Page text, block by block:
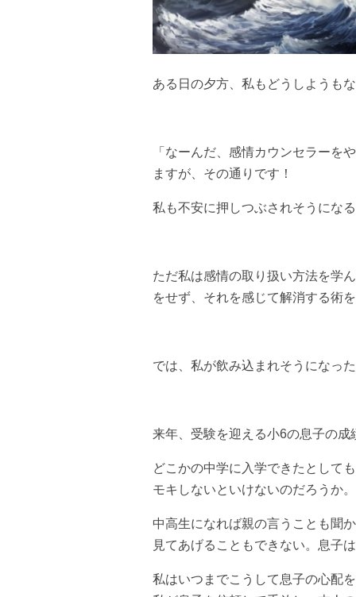
ある日の夕方、私もどうしようも
「なーんだ、感情カウンセラーを
ますが、その通りです！
私も不安に押しつぶされそうにな
ただ私は感情の取り扱い方法を学
をせず、それを感じて解消する術
では、私が飲み込まれそうになっ
来年、受験を迎える小6の息子の
どこかの中学に入学できたとして
モキしないといけないのだろうか。
中高生になれば親の言うことも聞
見てあげることもできない。息子
私はいつまでこうして息子の心配